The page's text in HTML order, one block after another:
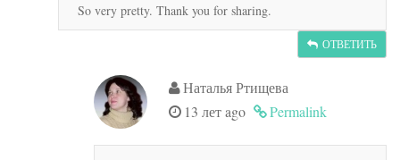
So very pretty. Thank you for sharing.
ОТВЕТИТЬ
Наталья Ртищева
13 лет ago
Permalink